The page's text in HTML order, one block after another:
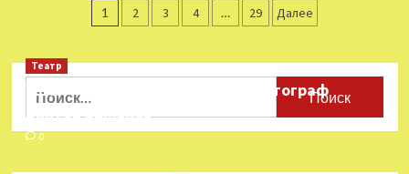
Театре
Луны
премьера
городского
«Маяковский»
Пагинация
1 2 3 4 … 29 Далее
Найти:
Театр
Ушёл из жизни театральный фотограф
Виктор Баженов
0